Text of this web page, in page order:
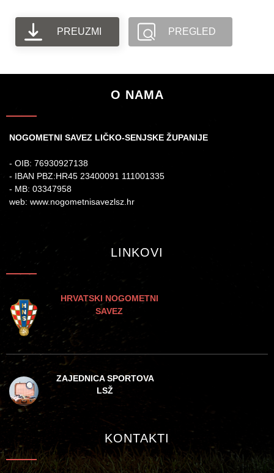
PREUZMI PREGLED
O NAMA
NOGOMETNI SAVEZ LIČKO-SENJSKE ŽUPANIJE
- OIB: 76930927138
- IBAN PBZ:HR45 23400091 111001335
- MB: 03347958
web: www.nogometnisavezlsz.hr
LINKOVI
HRVATSKI NOGOMETNI
SAVEZ
ZAJEDNICA SPORTOVA
LSŽ
KONTAKTI